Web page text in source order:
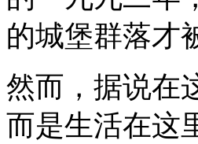
的城堡群落才
然而，据说在
而是生活在这